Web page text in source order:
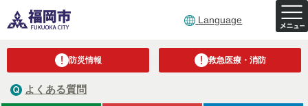
Language
防災情報 救急医療・消防
よくある質問